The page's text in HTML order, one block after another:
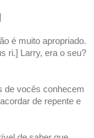
é muito apropriado.
ri.] Larry, era o seu?
de vocês conhecem
de repente e